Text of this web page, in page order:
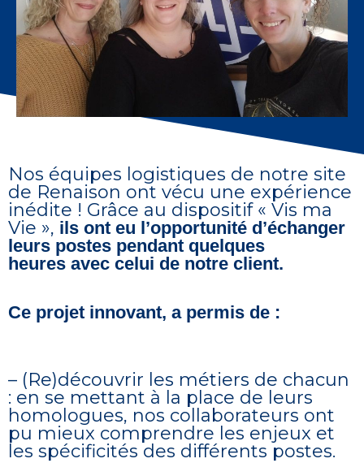
Nos équipes logistiques de notre site
de Renaison ont vécu une expérience
inédite ! Grâce au dispositif « Vis ma
Vie », ils ont eu l’opportunité d’échanger
leurs postes pendant quelques
heures avec celui de notre client.
Ce projet innovant, a permis de :
– (Re)découvrir les métiers de chacun
: en se mettant à la place de leurs
homologues, nos collaborateurs ont
pu mieux comprendre les enjeux et
les spécificités des différents postes.